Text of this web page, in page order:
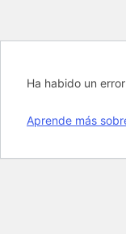
Ha habido un
Aprende más